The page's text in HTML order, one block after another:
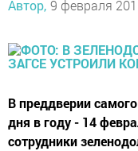
Автор, 9 февраля
В преддверии
дня в году - 14
сотрудники